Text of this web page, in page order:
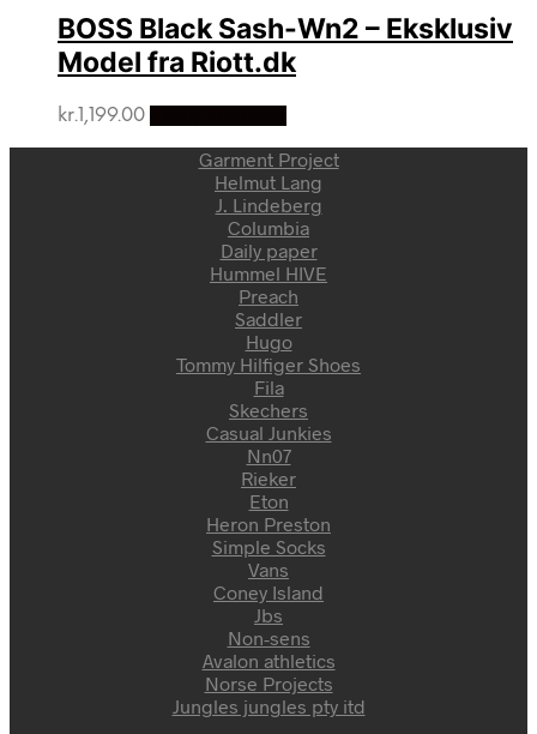
BOSS Black Sash-Wn2 – Eksklusiv
Model fra Riott.dk
kr.1,199.00
Garment Project
Helmut Lang
J. Lindeberg
Columbia
Daily paper
Hummel HIVE
Preach
Saddler
Hugo
Tommy Hilfiger Shoes
Fila
Skechers
Casual Junkies
Nn07
Rieker
Eton
Heron Preston
Simple Socks
Vans
Coney Island
Jbs
Non-sens
Avalon athletics
Norse Projects
Jungles jungles pty itd